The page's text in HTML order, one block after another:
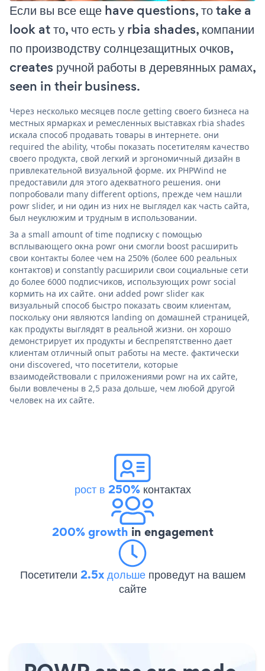
Если вы все еще have questions, то take a
look at то, что есть у rbia shades, компании
по производству солнцезащитных очков,
creates ручной работы в деревянных рамах,
seen in their business.
Через несколько месяцев после getting своего бизнеса на
местных ярмарках и ремесленных выставках rbia shades
искала способ продавать товары в интернете. они
required the ability, чтобы показать посетителям качество
своего продукта, свой легкий и эргономичный дизайн в
привлекательной визуальной форме. их PHPWind не
предоставили для этого адекватного решения. они
попробовали many different options, прежде чем нашли
powr slider, и ни один из них не выглядел как часть сайта,
был неуклюжим и трудным в использовании.
За a small amount of time подписку с помощью
всплывающего окна powr они смогли boost расширить
свои контакты более чем на 250% (более 600 реальных
контактов) и constantly расширили свои социальные сети
до более 6000 подписчиков, использующих powr social
кормить на их сайте. они added powr slider как
визуальный способ быстро показать своим клиентам,
поскольку они являются landing on домашней страницей,
как продукты выглядят в реальной жизни. он хорошо
демонстрирует их продукты и беспрепятственно дает
клиентам отличный опыт работы на месте. фактически
они discovered, что посетители, которые
взаимодействовали с приложениями powr на их сайте,
были вовлечены в 2,5 раза дольше, чем любой другой
человек на их сайте.
рост в 250%контактах
200% growth in engagement
Посетители 2.5x дольше проведут на вашем
сайте